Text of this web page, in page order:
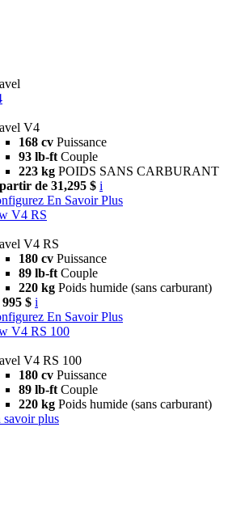
V4
168 cv Puissance
93 lb-ft Couple
223 kg POIDS SANS CARBURANT
de 31,295 $ i
En Savoir Plus
V4 RS
V4 RS
180 cv Puissance
89 lb-ft Couple
220 kg Poids humide (sans carburant)
995 $ i
En Savoir Plus
V4 RS 100
V4 RS 100
180 cv Puissance
89 lb-ft Couple
220 kg Poids humide (sans carburant)
savoir plus